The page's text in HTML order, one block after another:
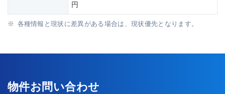
円
各種情報と現状に差異がある場合は、現状優先となります。
物件お問い合わせ